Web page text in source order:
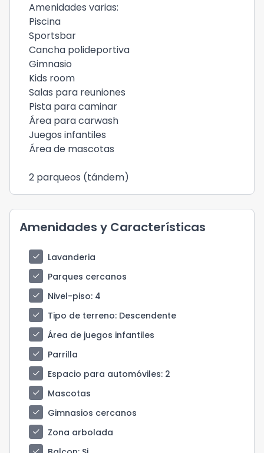
Amenidades varias:
Piscina
Sportsbar
Cancha polideportiva
Gimnasio
Kids room
Salas para reuniones
Pista para caminar
Área para carwash
Juegos infantiles
Área de mascotas
2 parqueos (tándem)
Amenidades y Características
check
Lavanderia
check
Parques cercanos
check
Nivel-piso: 4
check
Tipo de terreno: Descendente
check
Área de juegos infantiles
check
Parrilla
check
Espacio para automóviles: 2
check
Mascotas
check
Gimnasios cercanos
check
Zona arbolada